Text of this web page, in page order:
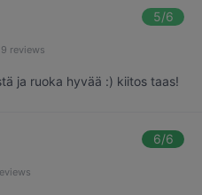
5/6
9 reviews
ja ruoka hyvää :) kiitos taas!
6/6